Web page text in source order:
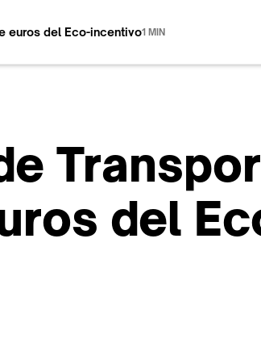
euros del Eco-incentivo1 MIN
del